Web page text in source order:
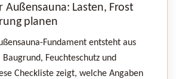
Außensauna: Lasten, Frost
planen
Fundament entsteht aus
Feuchteschutz und
Checkliste zeigt, welche Angaben